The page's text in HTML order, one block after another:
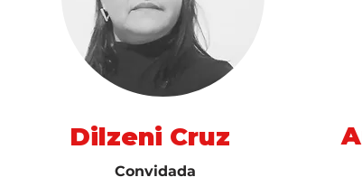
Dilzeni Cruz
Convidada